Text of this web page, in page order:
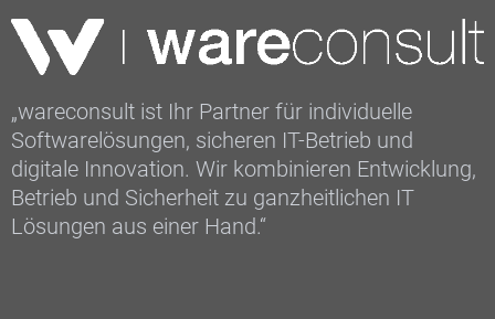
„wareconsult ist Ihr Partner für individuelle
Softwarelösungen, sicheren IT-Betrieb und
digitale Innovation. Wir kombinieren Entwicklung,
Betrieb und Sicherheit zu ganzheitlichen IT
Lösungen aus einer Hand.“